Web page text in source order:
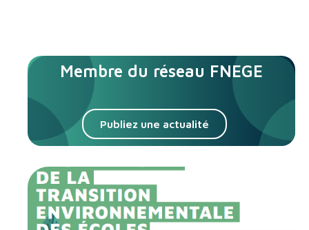
Membre du réseau FNEGE
Publiez une actualité